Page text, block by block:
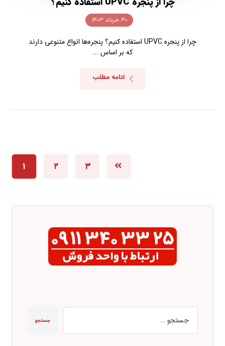
۳۰ خرداد ۱۴۰۳
چرا از پنجره UPVC استفاده کنیم؟ پنجره‌ها انواع متنوعی دارند
که بر اساس ...
ادامه مطلب
۱ ۲ ۳
جستجو